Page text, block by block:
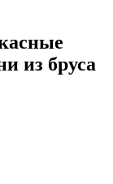
из бруса